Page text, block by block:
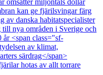
kan ge fjärilsvingar färg
av danska habitatspecialister
nya områden i Sverige och
år <span class="sf-
av klimat,
särdrag</span>
hotas av allt torrare